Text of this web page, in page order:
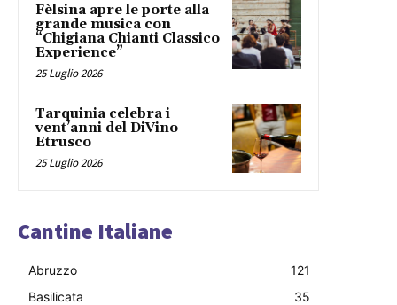
Fèlsina apre le porte alla
grande musica con
“Chigiana Chianti Classico
Experience”
25 Luglio 2026
Tarquinia celebra i
vent’anni del DiVino
Etrusco
25 Luglio 2026
Cantine Italiane
Abruzzo
121
Basilicata
35